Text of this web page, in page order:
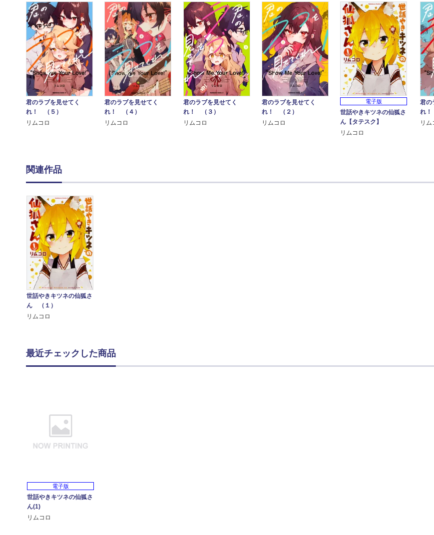
君のラブを見せてく
れ！ （５）
リムコロ
君のラブを見せてく
れ！ （４）
リムコロ
君のラブを見せてく
れ！ （３）
リムコロ
君のラブを見せてく
れ！ （２）
リムコロ
電子版
世話やきキツネの仙狐さ
ん【タテスク】
リムコロ
君の
れ！
リム
関連作品
世話やきキツネの仙狐さ
ん （１）
リムコロ
最近チェックした商品
電子版
世話やきキツネの仙狐さ
ん(1)
リムコロ